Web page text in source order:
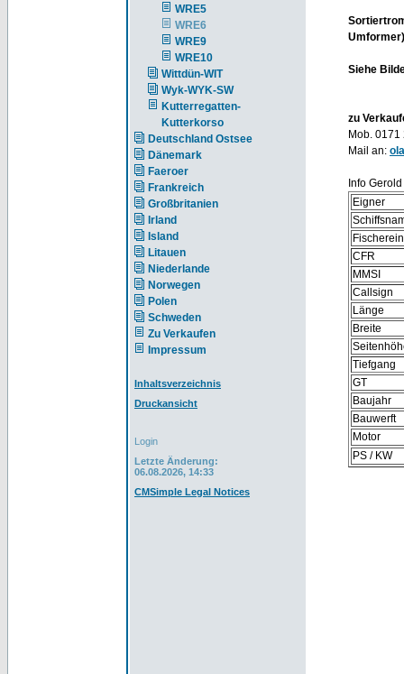
WRE5
WRE6
WRE9
WRE10
Wittdün-WIT
Wyk-WYK-SW
Kutterregatten-
Kutterkorso
Deutschland Ostsee
Dänemark
Faeroer
Frankreich
Großbritanien
Irland
Island
Litauen
Niederlande
Norwegen
Polen
Schweden
Zu Verkaufen
Impressum
Inhaltsverzeichnis
Druckansicht
Login
Letzte Änderung:
06.08.2026, 14:33
CMSimple Legal Notices
Siehe
zu
Mob.
Mail an:
Info
Eigner
CFR
MMSI
Callsign
Länge
Breite
Tiefgang
GT
Baujahr
Bauwerft
Motor
PS / KW